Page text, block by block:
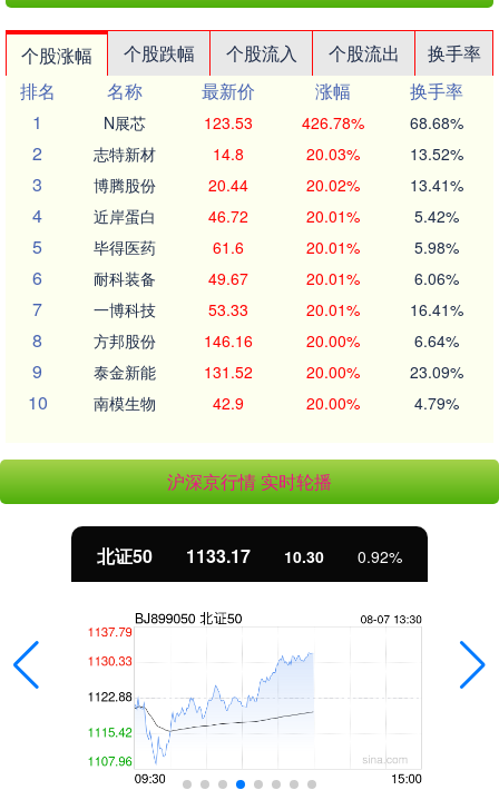
个股涨幅 个股跌幅 个股流入 个股流出
换手率
排名
名称 最新价 涨幅
换手率
1
N展芯 123.53 426.78% 68.68%
2 志特新材 14.8 20.03% 13.52%
3 博腾股份 20.44 20.02% 13.41%
4 近岸蛋白 46.72 20.01% 5.42%
5 毕得医药 61.6 20.01% 5.98%
6 耐科装备 49.67 20.01% 6.06%
7 一博科技 53.33 20.01% 16.41%
8 方邦股份 146.16 20.00% 6.64%
9 泰金新能 131.52 20.00% 23.09%
10 南模生物 42.9 20.00% 4.79%
沪深京行情 实时轮播
北证50 1133.17 10.30 0.92%